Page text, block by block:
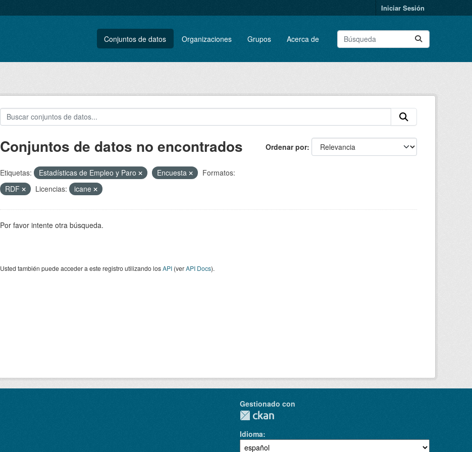
Iniciar Sesión
Conjuntos de datos Organizaciones Grupos Acerca de
Ordenar por
Conjuntos de datos no encontrados
Etiquetas: Estadísticas de Empleo y Paro Encuesta
Formatos:
RDF
Licencias: icane
Por favor intente otra búsqueda.
Usted también puede acceder a este registro utilizando losAPI(verAPI Docs).
Gestionado con
Idioma